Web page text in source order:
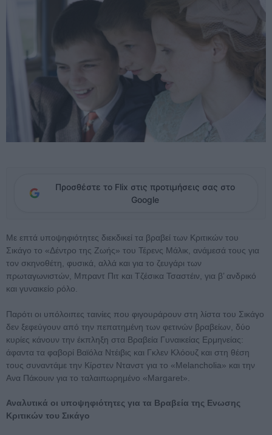
Προσθέστε το Flix στις προτιμήσεις σας στο
Google
Με επτά υποψηφιότητες διεκδικεί τα βραβεί των Κριτικών του
Σικάγο το «Δέντρο της Ζωής» του Τέρενς Μάλικ, ανάμεσά τους για
τον σκηνοθέτη, φυσικά, αλλά και για το ζευγάρι των
πρωταγωνιστών, Μπραντ Πιτ και Τζέσικα Τσαστέιν, για β’ ανδρικό
και γυναικείο ρόλο.
Παρότι οι υπόλοιπες ταινίες που φιγουράρουν στη λίστα του Σικάγο
δεν ξεφεύγουν από την πεπατημένη των φετινών βραβείων, δύο
κυρίες κάνουν την έκπληξη στα Βραβεία Γυναικείας Ερμηνείας:
άφαντα τα φαβορί Βαϊόλα Ντέιβις και Γκλεν Κλόουζ και στη θέση
τους συναντάμε την Κίρστεν Ντανστ για το «Melancholia» και την
Ανα Πάκουιν για το ταλαιπωρημένο «Margaret».
Αναλυτικά οι υποψηφιότητες για τα Βραβεία της Ενωσης
Κριτικών του Σικάγο